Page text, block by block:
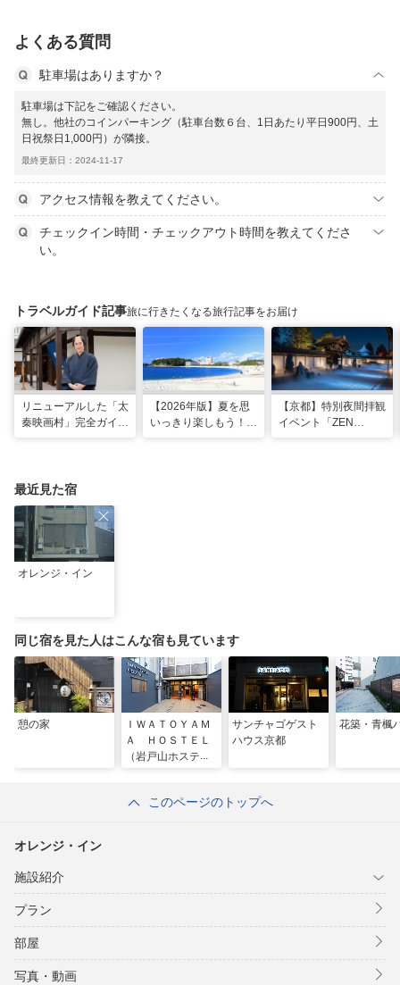
よくある質問
駐車場はありますか？
駐車場は下記をご確認ください。
無し。他社のコインパーキング（駐車台数６台、1日あたり平日900円、土
日祝祭日1,000円）が隣接。
最終更新日：2024-11-17
アクセス情報を教えてください。
チェックイン時間・チェックアウト時間を教えてくださ
い。
トラベルガイド記事旅に行きたくなる旅行記事をお届け
リニューアルした「太
秦映画村」完全ガイ
【2026年版】夏を思
いっきり楽しもう！関
【京都】特別夜間拝観
イベント「ZEN
最近見た宿
オレンジ・イン
同じ宿を見た人はこんな宿も見ています
憩の家
ＩＷＡＴＯＹＡＭ
Ａ ＨＯＳＴＥＬ
（岩戸山ホステ
サンチャゴゲスト
ハウス京都
花築・青楓
このページのトップへ
オレンジ・イン
施設紹介
プラン
部屋
写真・動画